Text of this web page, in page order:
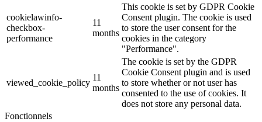
cookielawinfo-
checkbox-
performance
11
months
This cookie is set by GDPR Cookie
Consent plugin. The cookie is used
to store the user consent for the
cookies in the category
"Performance".
viewed_cookie_policy
11
months
The cookie is set by the GDPR
Cookie Consent plugin and is used
to store whether or not user has
consented to the use of cookies. It
does not store any personal data.
Fonctionnels